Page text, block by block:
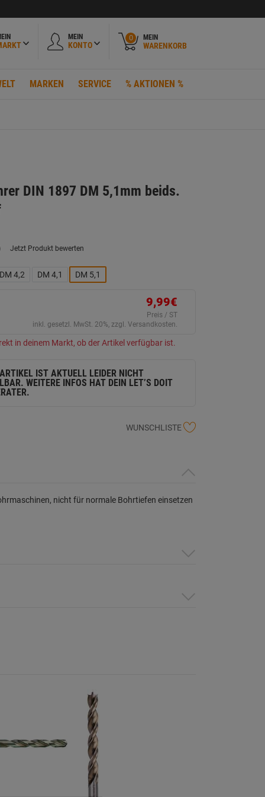
MEIN
KONTO
0 MEIN
WARENKORB
MARKEN SERVICE % AKTIONEN %
DIN 1897 DM 5,1mm beids.
Jetzt Produkt bewerten
DM 4,2 DM 4,1 DM 5,1
9,99€
Preis / ST
inkl. gesetzl. MwSt. 20%, zzgl. Versandkosten.
in deinem Markt, ob der Artikel verfügbar ist.
IST AKTUELL LEIDER NICHT
WEITERE INFOS HAT DEIN LET’S DOIT
WUNSCHLISTE
nicht für normale Bohrtiefen einsetzen